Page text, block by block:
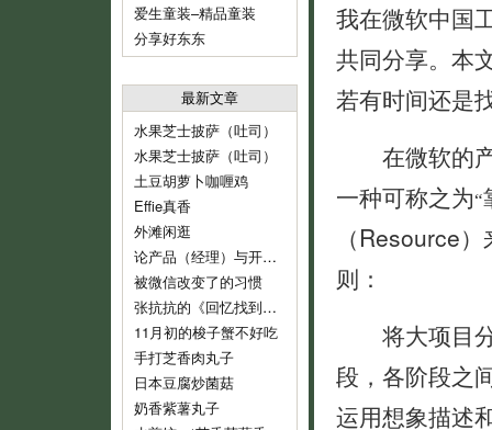
爱生童装–精品童装
分享好东东
最新文章
水果芝士披萨（吐司）
水果芝士披萨（吐司）
土豆胡萝卜咖喱鸡
Effie真香
外滩闲逛
论产品（经理）与开发（经理）的话语权
被微信改变了的习惯
张抗抗的《回忆找到了我》
11月初的梭子蟹不好吃
手打芝香肉丸子
日本豆腐炒菌菇
奶香紫薯丸子
我在微软中国
共同分享。本
若有时间还是
在微软的产
一种可称之为“
（Resource
则：
将大项目分
段，各阶段之
运用想象描述